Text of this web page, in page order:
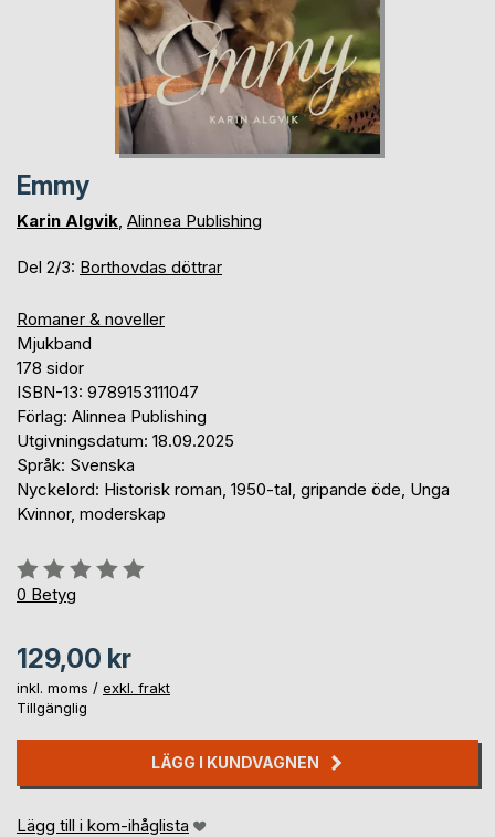
Emmy
Karin Algvik, Alinnea Publishing
Del 2/3: Borthovdas döttrar
Romaner & noveller
Mjukband
178 sidor
ISBN-13: 9789153111047
Förlag: Alinnea Publishing
Utgivningsdatum: 18.09.2025
Språk: Svenska
Nyckelord: Historisk roman, 1950-tal, gripande öde, Unga
Kvinnor, moderskap
Betyg::
0%
0 Betyg
129,00 kr
inkl. moms / exkl. frakt
Tillgänglig
LÄGG I KUNDVAGNEN
Lägg till i kom-ihåglista